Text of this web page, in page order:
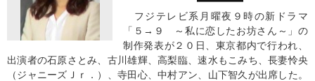
フジテレビ系月曜夜９時の新ドラマ
「５→９ ～私に恋したお坊さん～」の
制作発表が２０日、東京都内で行われ、
出演者の石原さとみ、古川雄輝、高梨臨、速水もこみち、長妻怜央
（ジャニーズＪｒ．）、寺田心、中村アン、山下智久が出席した。